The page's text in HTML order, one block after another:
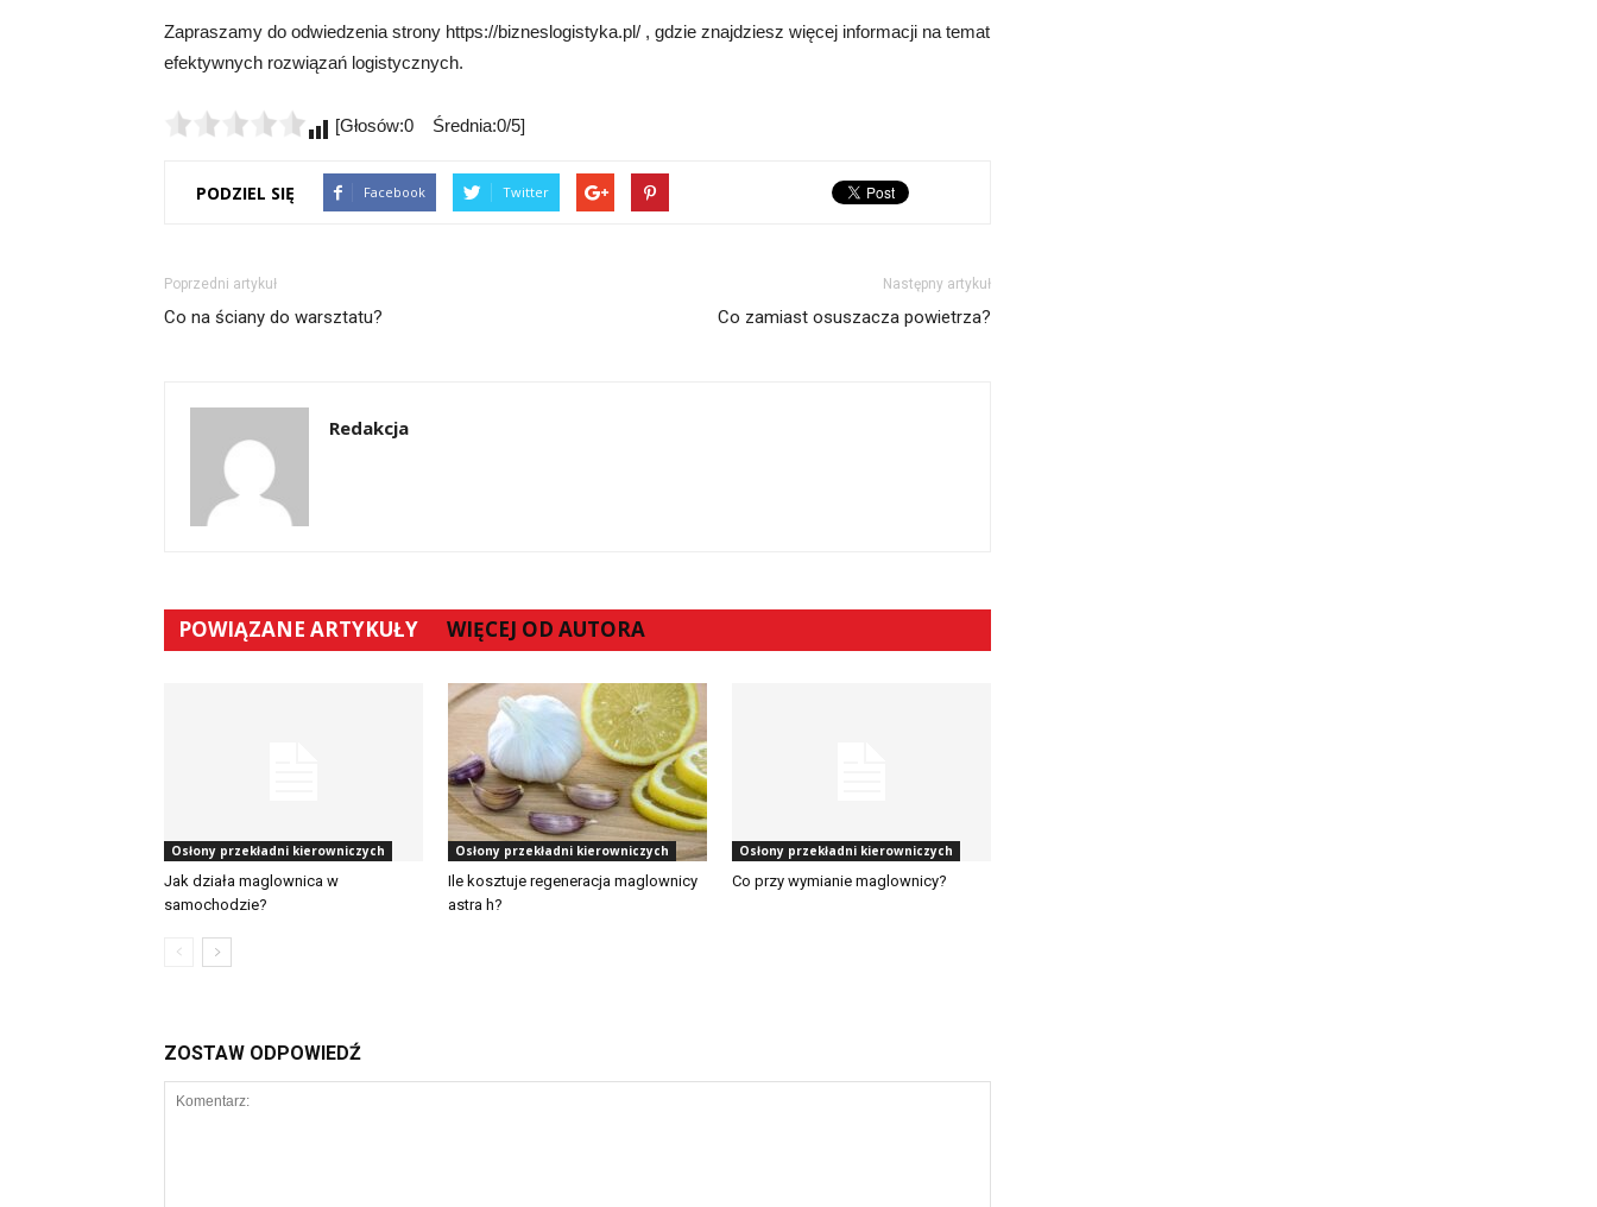
Zapraszamy do odwiedzenia strony https://bizneslogistyka.pl/ , gdzie znajdziesz więcej informacji na temat
efektywnych rozwiązań logistycznych.
[Głosów:0 Średnia:0/5]
PODZIEL SIĘ Facebook Twitter
Poprzedni artykuł
Co na ściany do warsztatu?
Następny artykuł
Co zamiast osuszacza powietrza?
Redakcja
POWIĄZANE ARTYKUŁY WIĘCEJ OD AUTORA
Osłony przekładni kierowniczych
Jak działa maglownica w
samochodzie?
Osłony przekładni kierowniczych
Ile kosztuje regeneracja maglownicy
astra h?
Osłony przekładni kierowniczych
Co przy wymianie maglownicy?
ZOSTAW ODPOWIEDŹ